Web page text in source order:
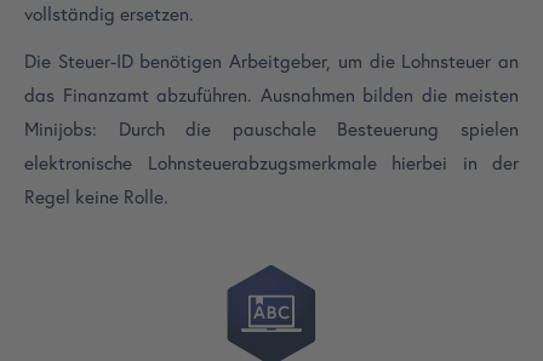
vollständig ersetzen.
Die Steuer-ID benötigen Arbeitgeber, um die Lohnsteuer an
das Finanzamt abzuführen. Ausnahmen bilden die meisten
Minijobs: Durch die pauschale Besteuerung spielen
elektronische Lohnsteuerabzugsmerkmale hierbei in der
Regel keine Rolle.